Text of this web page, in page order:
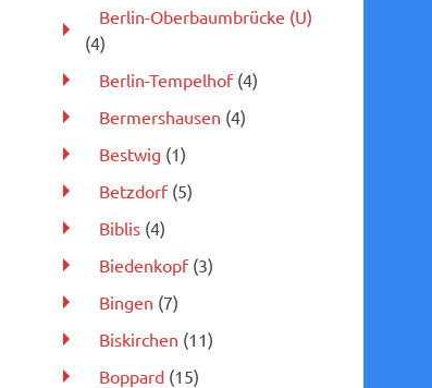
Berlin-Oberbaumbrücke (U)
(4)
Berlin-Tempelhof(4)
Bermershausen (4)
Bestwig (1)
Betzdorf(5)
Biblis(4)
Biedenkopf(3)
Bingen (7)
Biskirchen (11)
Boppard(15)